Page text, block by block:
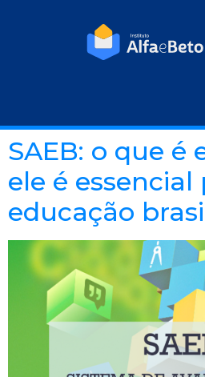
SAEB: o que é
ele é essencial
educação